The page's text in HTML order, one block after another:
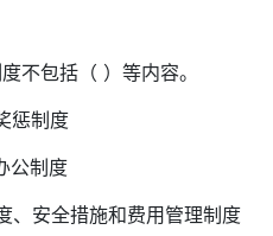
不包括（ ）等内容。
惩制度
公制度
、安全措施和费用管理制度